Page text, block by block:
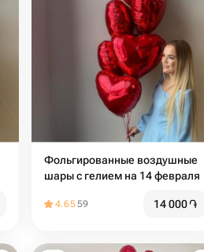
Фольгированные воздушные
шары с гелием на 14 февраля
4.6559 14 000֏